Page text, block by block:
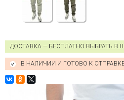
ДОСТАВКА — БЕСПЛАТНО ВЫБРАТЬ В
В НАЛИЧИИ И ГОТОВО К